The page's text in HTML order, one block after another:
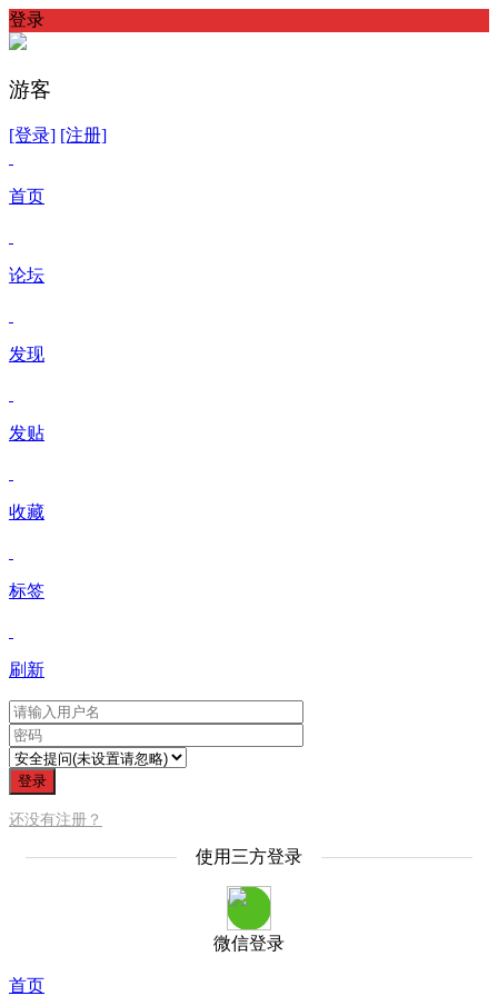
登录
游客
[登录] [注册]
首页
论坛
发现
发贴
收藏
标签
刷新
登录
还没有注册？
使用三方登录
微信登录
首页